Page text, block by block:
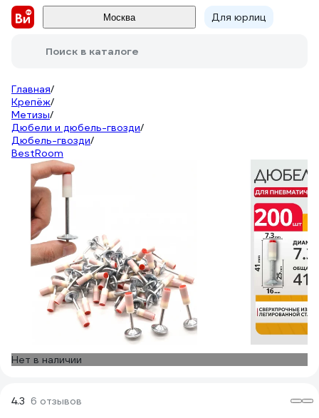
Москва Для юрлиц
Поиск в каталоге
Главная/
Крепёж/
Метизы/
Дюбели и дюбель-гвозди/
Дюбель-гвозди/
BestRoom
Нет в наличии
4.3 6 отзывов